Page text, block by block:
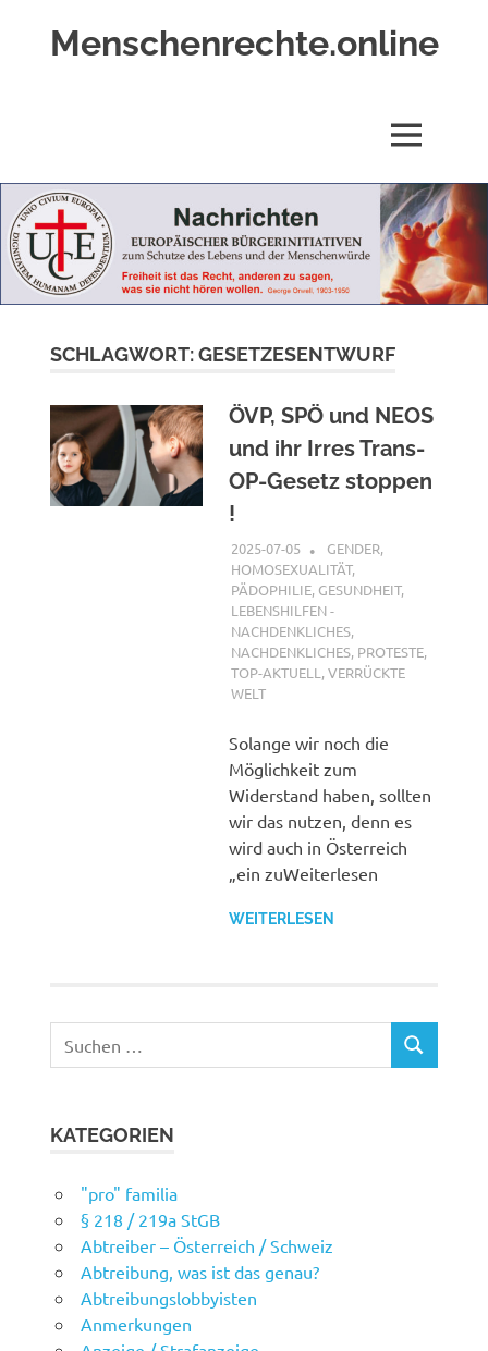
Menschenrechte.online
Geborene
wie
für
Ungeborene
MENÜ
SCHLAGWORT:GESETZESENTWURF
ÖVP, SPÖ und NEOS
und ihr Irres Trans-
OP-Gesetz stoppen
!
2025-07-05 XX
GENDER,
HOMOSEXUALITÄT,
PÄDOPHILIE, GESUNDHEIT,
LEBENSHILFEN -
NACHDENKLICHES,
NACHDENKLICHES, PROTESTE,
TOP-AKTUELL ,VERRÜCKTE
WELT
Solange wir noch die
Möglichkeit zum
Widerstand haben, sollten
wir das nutzen, denn es
wird auch in Österreich
„ein zuWeiterlesen
WEITERLESEN
nach:
SUCHEN
KATEGORIEN
"pro" familia
§ 218 / 219a StGB
Abtreiber – Österreich / Schweiz
Abtreibung, was ist das genau?
Abtreibungslobbyisten
Anmerkungen